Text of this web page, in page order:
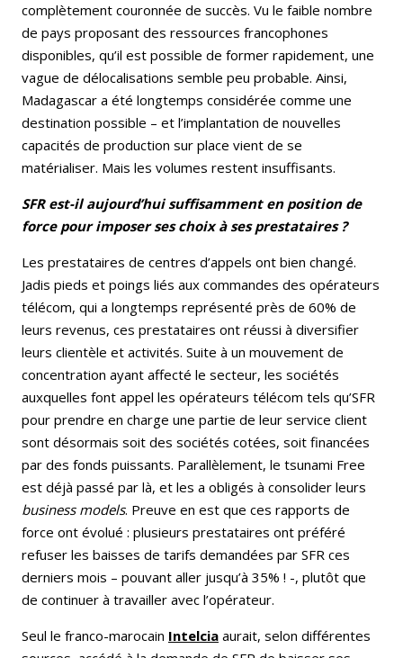
complètement couronnée de succès. Vu le faible nombre
de pays proposant des ressources francophones
disponibles, qu’il est possible de former rapidement, une
vague de délocalisations semble peu probable. Ainsi,
Madagascar a été longtemps considérée comme une
destination possible – et l’implantation de nouvelles
capacités de production sur place vient de se
matérialiser. Mais les volumes restent insuffisants.
SFR est-il aujourd’hui suffisamment en position de
force pour imposer ses choix à ses prestataires ?
Les prestataires de centres d’appels ont bien changé.
Jadis pieds et poings liés aux commandes des opérateurs
télécom, qui a longtemps représenté près de 60% de
leurs revenus, ces prestataires ont réussi à diversifier
leurs clientèle et activités. Suite à un mouvement de
concentration ayant affecté le secteur, les sociétés
auxquelles font appel les opérateurs télécom tels qu’SFR
pour prendre en charge une partie de leur service client
sont désormais soit des sociétés cotées, soit financées
par des fonds puissants. Parallèlement, le tsunami Free
est déjà passé par là, et les a obligés à consolider leurs
business models. Preuve en est que ces rapports de
force ont évolué : plusieurs prestataires ont préféré
refuser les baisses de tarifs demandées par SFR ces
derniers mois – pouvant aller jusqu’à 35% ! -, plutôt que
de continuer à travailler avec l’opérateur.
Seul le franco-marocain Intelcia aurait, selon différentes